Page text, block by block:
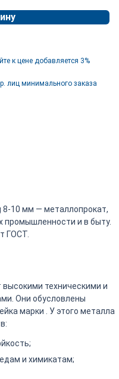
к цене добавляется 3%
лиц минимального заказа
8-10 мм — металлопрокат,
промышленности и в быту.
ГОСТ.
техническими и
Они обусловлены
марки . У этого металла
и химикатам;